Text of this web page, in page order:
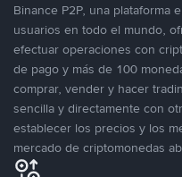
Binance P2P, una plataforma
usuarios en todo el mundo,
efectuar operaciones con
de pago y más de 100
comprar, vender y hacer
sencilla y directamente con
establecer los precios y los
mercado de criptomonedas